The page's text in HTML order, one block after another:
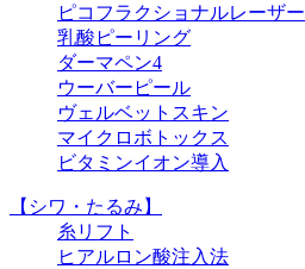
ピコフラクショナルレーザー
乳酸ピーリング
ダーマペン4
ウーバーピール
ヴェルベットスキン
マイクロボトックス
ビタミンイオン導入
【シワ・たるみ】
糸リフト
ヒアルロン酸注入法